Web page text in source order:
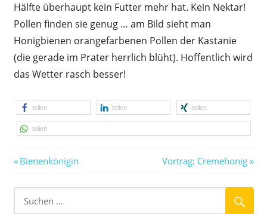
Hälfte überhaupt kein Futter mehr hat. Kein Nektar!
Pollen finden sie genug … am Bild sieht man
Honigbienen orangefarbenen Pollen der Kastanie
(die gerade im Prater herrlich blüht). Hoffentlich wird
das Wetter rasch besser!
teilen teilen teilen
teilen
Beitragsnavigation
Vorheriger
Bienenkönigin
Nächster
Vortrag: Cremehonig